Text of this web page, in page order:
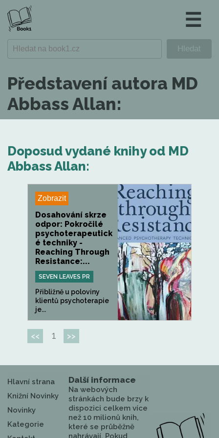
☰
Představení autora MD
Abbass Allan:
Doposud vydané knihy od MD
Abbass Allan:
Zobrazit
Dosahování skrze
odpor: Pokročilé
psychoterapeutick
é techniky -
Reaching Through
Resistance:...
SEVEN LEAVES PR
Přibližně u poloviny
klientů psychoterapie
je...
<< 1 >>
Hlavní strana
Knižní Novinky
Novinky
Kategorie
Další informace
Na webových
stránkách bude brzy k
dispozici celkem více
než 10 milionů knih,
které se průběžně
nahrávají. Pokud